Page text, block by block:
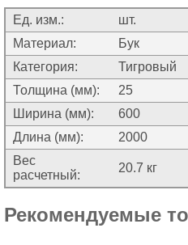
Ед. изм.:
шт.
Материал:
Бук
Категория:
Тигровый
Толщина (мм):
25
Ширина (мм):
600
Длина (мм):
2000
Вес
расчетный:
20.7 кг
Рекомендуемые